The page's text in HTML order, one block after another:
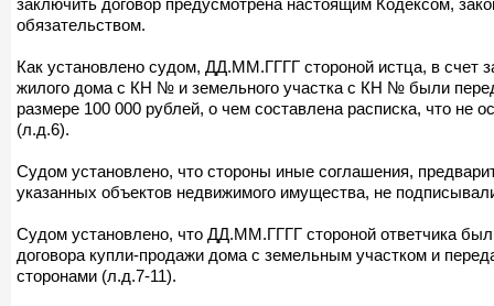
обязательством.
Как установлено судом, ДД.ММ.ГГГГ стороной истца, в счет
жилого дома с КН № и земельного участка с КН № были
размере 100 000 рублей, о чем составлена расписка, что не
(л.д.6).
Судом установлено, что стороны иные соглашения,
указанных объектов недвижимого имущества, не
Судом установлено, что ДД.ММ.ГГГГ стороной ответчика
договора купли-продажи дома с земельным участком и
сторонами (л.д.7-11).